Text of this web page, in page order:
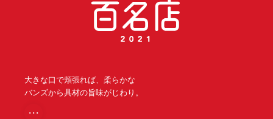
大きな口で頬張れば、柔らかな
バンズから具材の旨味がじわり。
・・・